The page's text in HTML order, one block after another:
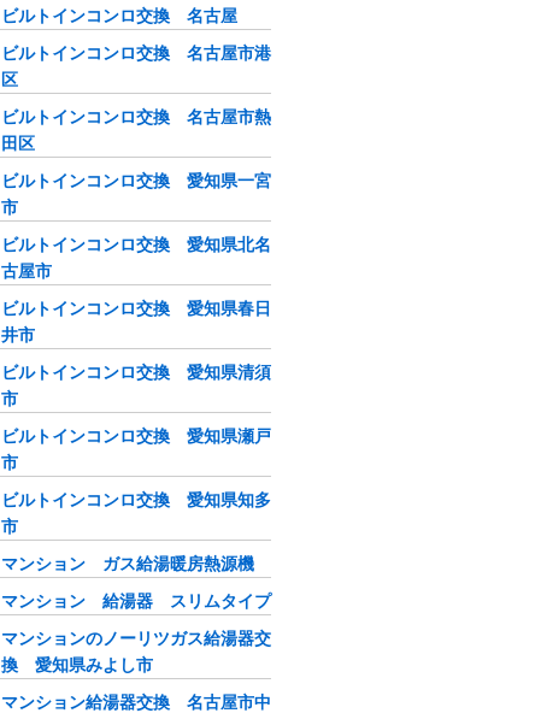
ビルトインコンロ交換 名古屋
ビルトインコンロ交換 名古屋市港
区
ビルトインコンロ交換 名古屋市熱
田区
ビルトインコンロ交換 愛知県一宮
市
ビルトインコンロ交換 愛知県北名
古屋市
ビルトインコンロ交換 愛知県春日
井市
ビルトインコンロ交換 愛知県清須
市
ビルトインコンロ交換 愛知県瀬戸
市
ビルトインコンロ交換 愛知県知多
市
マンション ガス給湯暖房熱源機
マンション 給湯器 スリムタイプ
マンションのノーリツガス給湯器交
換 愛知県みよし市
マンション給湯器交換 名古屋市中